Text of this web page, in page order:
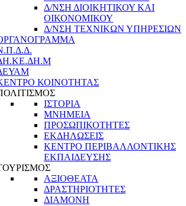
Δ/ΝΣΗ ΔΙΟΙΚΗΤΙΚΟΥ ΚΑΙ
ΟΙΚΟΝΟΜΙΚΟΥ
Δ/ΝΣΗ ΤΕΧΝΙΚΩΝ ΥΠΗΡΕΣΙΩΝ
ΚΟΙΝΟΤΗΤΑΣ
ΙΣΤΟΡΙΑ
ΜΝΗΜΕΙΑ
ΠΡΟΣΩΠΙΚΟΤΗΤΕΣ
ΕΚΔΗΛΩΣΕΙΣ
ΚΕΝΤΡΟ ΠΕΡΙΒΑΛΛΟΝΤΙΚΗΣ
ΕΚΠΑΙΔΕΥΣΗΣ
ΑΞΙΟΘΕΑΤΑ
ΔΡΑΣΤΗΡΙΟΤΗΤΕΣ
ΔΙΑΜΟΝΗ